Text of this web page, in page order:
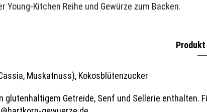
Young-Kitchen Reihe und Gewürze zum Backen.
Muskatnuss), Kokosblütenzucker
glutenhaltigem Getreide, Senf und Sellerie